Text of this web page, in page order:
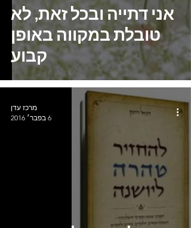
אני דתייה ובכל זאת, לא
טובלת במקווה באופן
קבוע
מרכז עדן
6 בפבר׳ 2016